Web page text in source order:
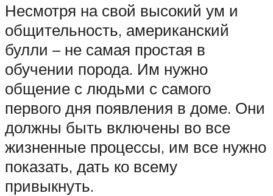
Несмотря на свой высокий ум и
общительность, американский
булли – не самая простая в
обучении порода. Им нужно
общение с людьми с самого
первого дня появления в доме. Они
должны быть включены во все
жизненные процессы, им все нужно
показать, дать ко всему
привыкнуть.